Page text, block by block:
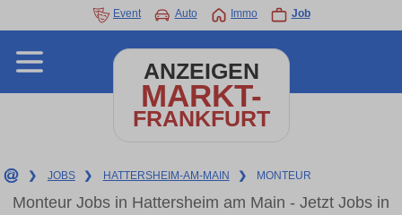
Event Auto Immo Job
ANZEIGEN
MARKT-
FRANKFURT
❯ JOBS ❯ HATTERSHEIM-AM-MAIN ❯ MONTEUR
Monteur Jobs in Hattersheim am Main - Jetzt Jobs in